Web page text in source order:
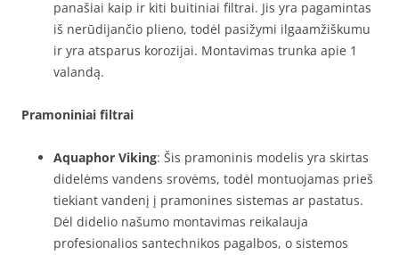
panašiai kaip ir kiti buitiniai filtrai. Jis yra pagamintas
iš nerūdijančio plieno, todėl pasižymi ilgaamžiškumu
ir yra atsparus korozijai. Montavimas trunka apie 1
valandą.
Pramoniniai filtrai
Aquaphor Viking: Šis pramoninis modelis yra skirtas
didelėms vandens srovėms, todėl montuojamas prieš
tiekiant vandenį į pramonines sistemas ar pastatus.
Dėl didelio našumo montavimas reikalauja
profesionalios santechnikos pagalbos, o sistemos